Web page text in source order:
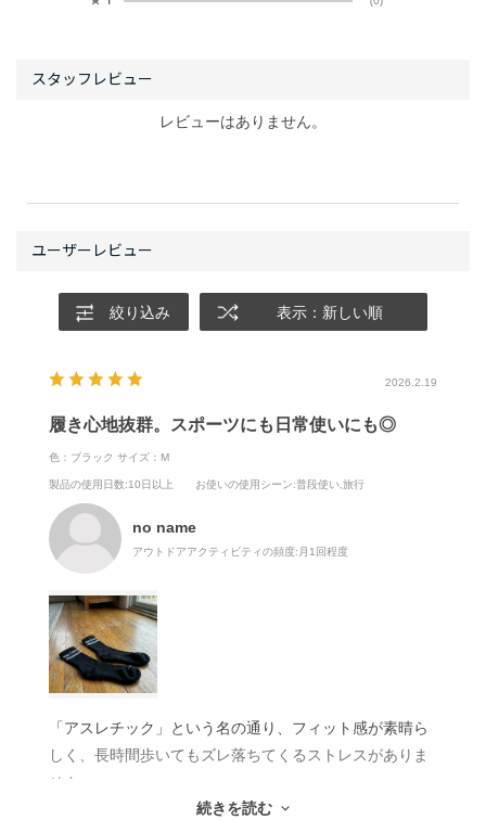
絞り込み 表示：新しい順
2026.2.19
履き心地抜群。スポーツにも日常使いにも◎
色：ブラック サイズ：M
製品の使用日数:10日以上 お使いの使用シーン:普段使い,旅行
no name
アウトドアアクティビティの頻度: 月1回程度
「アスレチック」という名の通り、フィット感が素晴ら
しく、長時間歩いてもズレ落ちてくるストレスがありま
せん。
Mサイズでちょうど良く、厚みも適度にあるのでクッシ
続きを読む
レビューはありません。